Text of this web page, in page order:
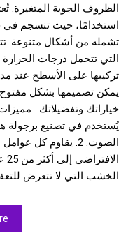
الظروف الجوية المتغيرة.
استخدامًا، حيث تنسجم في
تشمله من أشكال متنوعة.
التي تتحمل درجات
تركيبها على الأسطح عند
يمكن تصميمها بشكل
خياراتك وتفضيلاتك.
يُستخدم في تصنيع برجولة
الخشب التي لا تتعرض للتعفن. 5.تتوفر